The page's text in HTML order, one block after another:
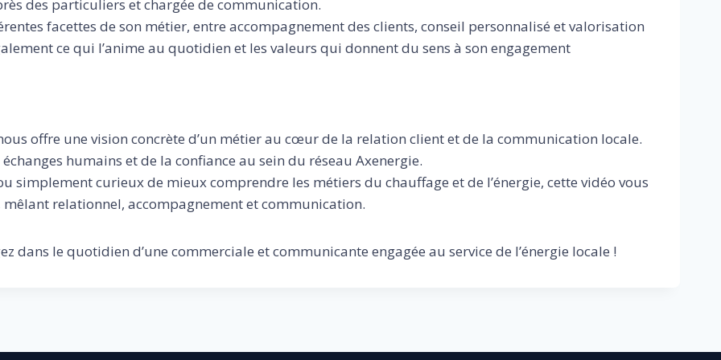
des particuliers et chargée de communication.
facettes de son métier, entre accompagnement des clients, conseil personnalisé et valorisation
ce qui l’anime au quotidien et les valeurs qui donnent du sens à son engagement
offre une vision concrète d’un métier au cœur de la relation client et de la communication locale.
humains et de la confiance au sein du réseau Axenergie.
simplement curieux de mieux comprendre les métiers du chauffage et de l’énergie, cette vidéo vous
relationnel, accompagnement et communication.
dans le quotidien d’une commerciale et communicante engagée au service de l’énergie locale !